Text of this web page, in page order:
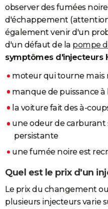
observer des fumées
d'échappement
également venir d'un
d'un défaut de la pompe
symptômes d'injecteurs
moteur qui tourne mais
manque de puissance
la voiture fait des à-
une odeur de carburant
persistante
une fumée noire est
Quel est le prix d'un
Le prix du changement
plusieurs injecteurs varie